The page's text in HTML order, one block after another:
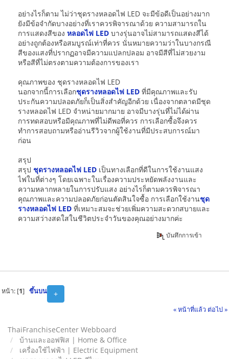
อย่างไรก็ตาม ไม่ว่าชุดรางหลอดไฟ LED จะมีข้อดีเป็นอย่างมาก
ยังมีข้อจำกัดบางอย่างที่เราควรพิจารณาด้วย ความสามารถใน
การแสดงสีของ หลอดไฟ LED บางรุ่นอาจไม่สามารถแสดงสีได้
อย่างถูกต้องหรือสมบูรณ์เท่าที่ควร นั่นหมายความว่าในบางกรณี
สีของแสงที่ปรากฏอาจมีความแปลกปลอม อาจมีสีที่ไม่สวยงาม
หรือสีที่ไม่ตรงตามความต้องการของเรา
คุณภาพของ ชุดรางหลอดไฟ LED
นอกจากนี้การเลือกชุดรางหลอดไฟ LED ที่มีคุณภาพและรับ
ประกันความปลอดภัยก็เป็นสิ่งสำคัญอีกด้วย เนื่องจากตลาดมีชุด
รางหลอดไฟ LED จำหน่ายมากมาย อาจมีบางรุ่นที่ไม่ได้ผ่าน
การทดสอบหรือมีคุณภาพที่ไม่ดีพอที่ควร การเลือกซื้อจึงควร
ทำการสอบถามหรืออ่านรีวิวจากผู้ใช้งานที่มีประสบการณ์มา
ก่อน
สรุป
สรุป ชุดรางหลอดไฟ LED เป็นทางเลือกที่ดีในการใช้งานแสง
ไฟในที่ต่างๆ โดยเฉพาะในเรื่องความประหยัดพลังงานและ
ความหลากหลายในการปรับแสง อย่างไรก็ตามควรพิจารณา
คุณภาพและความปลอดภัยก่อนตัดสินใจซื้อ การเลือกใช้งานชุด
รางหลอดไฟ LED ที่เหมาะสมจะช่วยเพิ่มความสะดวกสบายและ
ความสว่างสดใสในชีวิตประจำวันของคุณอย่างมากค่ะ
บันทึกการเข้า
+
หน้า: [1] ขึ้นบน
« หน้าที่แล้ว ต่อไป »
ThaiFranchiseCenter Webboard
บ้านและออฟฟิส | Home & Office
เครื่องใช้ไฟฟ้า | Electric Equipment